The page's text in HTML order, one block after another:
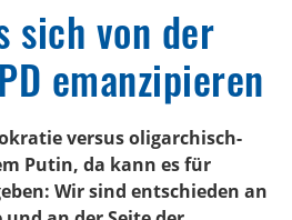
sich von der
emanzipieren
versus oligarchisch-
Putin, da kann es für
Wir sind entschieden an